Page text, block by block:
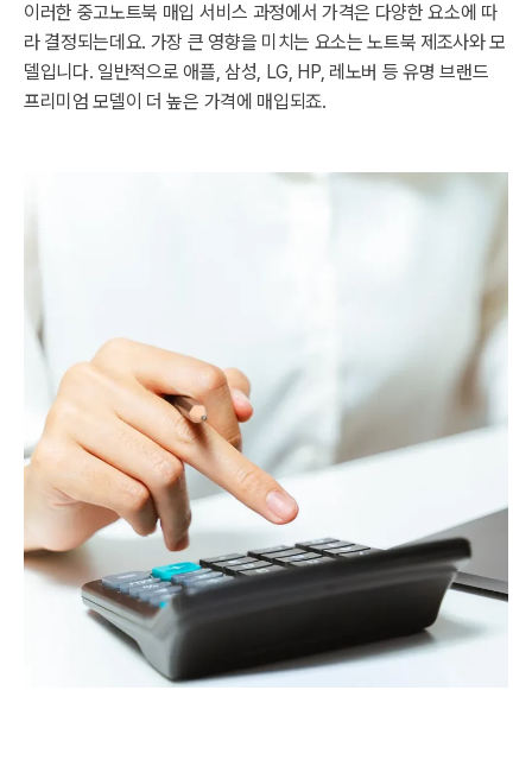
이러한 중고노트북 매입 서비스 과정에서 가격은 다양한 요소에 따
라 결정되는데요. 가장 큰 영향을 미치는 요소는 노트북 제조사와 모
델입니다. 일반적으로 애플, 삼성, LG, HP, 레노버 등 유명 브랜드
프리미엄 모델이 더 높은 가격에 매입되죠.